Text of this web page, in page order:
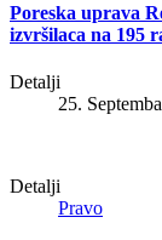
Poreska uprava
izvršilaca na 195
Detalji
25.
Detalji
Pravo